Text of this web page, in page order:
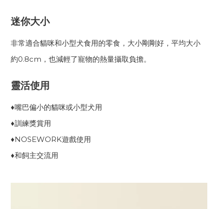
迷你大小
非常適合貓咪和小型犬食用的零食，大小剛剛好，平均大小
約0.8cm，也減輕了寵物的熱量攝取負擔。
靈活使用
♦︎嘴巴偏小的貓咪或小型犬用
♦︎訓練獎賞用
♦︎NOSEWORK遊戲使用
♦︎和飼主交流用